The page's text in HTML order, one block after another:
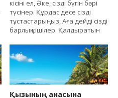
кісіні ел, Әке, сізді бүгін бәрі
түсінер. Құрдас десе сізді
тұстастарыңыз, Аға дейді сізді
барлық кішілер. Қалдыратын
Қызының анасына